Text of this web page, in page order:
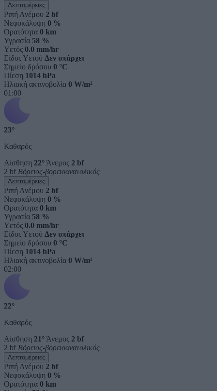
Λεπτομέρειες
Ριπή Ανέμου 2 bf
Νεφοκάλυψη 0 %
Ορατότητα 0 km
Υγρασία 58 %
Υετός 0.0 mm/hr
Είδος Υετού Δεν υπάρχει
Σημείο δρόσου 0 °C
Πίεση 1014 hPa
Ηλιακή ακτινοβολία 0 W/m²
01:00
23°
Καθαρός
Αίσθηση 22° Άνεμος 2 bf
2 bf Βόρειος-βορειοανατολικός
Λεπτομέρειες
Ριπή Ανέμου 2 bf
Νεφοκάλυψη 0 %
Ορατότητα 0 km
Υγρασία 58 %
Υετός 0.0 mm/hr
Είδος Υετού Δεν υπάρχει
Σημείο δρόσου 0 °C
Πίεση 1014 hPa
Ηλιακή ακτινοβολία 0 W/m²
02:00
22°
Καθαρός
Αίσθηση 21° Άνεμος 2 bf
2 bf Βόρειος-βορειοανατολικός
Λεπτομέρειες
Ριπή Ανέμου 2 bf
Νεφοκάλυψη 0 %
Ορατότητα 0 km